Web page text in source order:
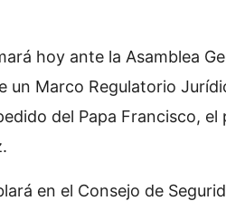
hoy ante la Asamblea
un Marco Regulatorio
del Papa Francisco, el
en el Consejo de